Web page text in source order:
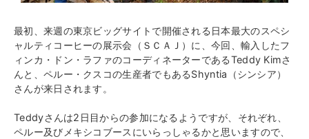
最初、来週の東京ビッグサイトで開催される日本最大のスペシ
ャルティコーヒーの展示会（ＳＣＡＪ）に、 今回、輸入したフ
ィンカ・ドン・ラファのコーディネーターであるTeddy Kimさ
んと、 ペルー・クスコの生産者でもあるShyntia（シンシア）
さんが来日されます。
Teddyさんは2日目からの参加になるようですが、 それぞれ、
ペルー及びメキシコブースにいらっしゃるかと思いますので、